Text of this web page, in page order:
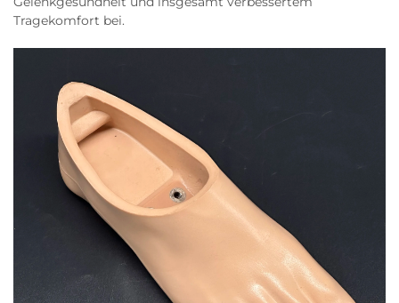
Tragekomfort bei.